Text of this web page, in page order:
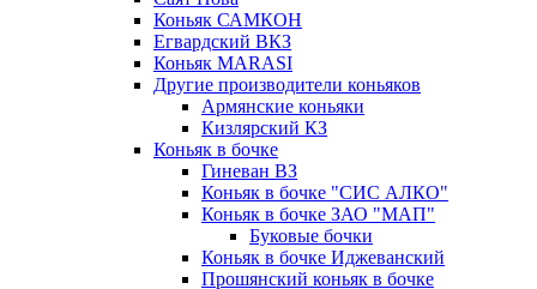
Коньяк САМКОН
Егвардский ВКЗ
Коньяк MARASI
Другие производители коньяков
Армянские коньяки
Кизлярский КЗ
Коньяк в бочке
Гиневан ВЗ
Коньяк в бочке "СИС АЛКО"
Коньяк в бочке ЗАО "МАП"
Буковые бочки
Коньяк в бочке Иджеванский
Прошянский коньяк в бочке